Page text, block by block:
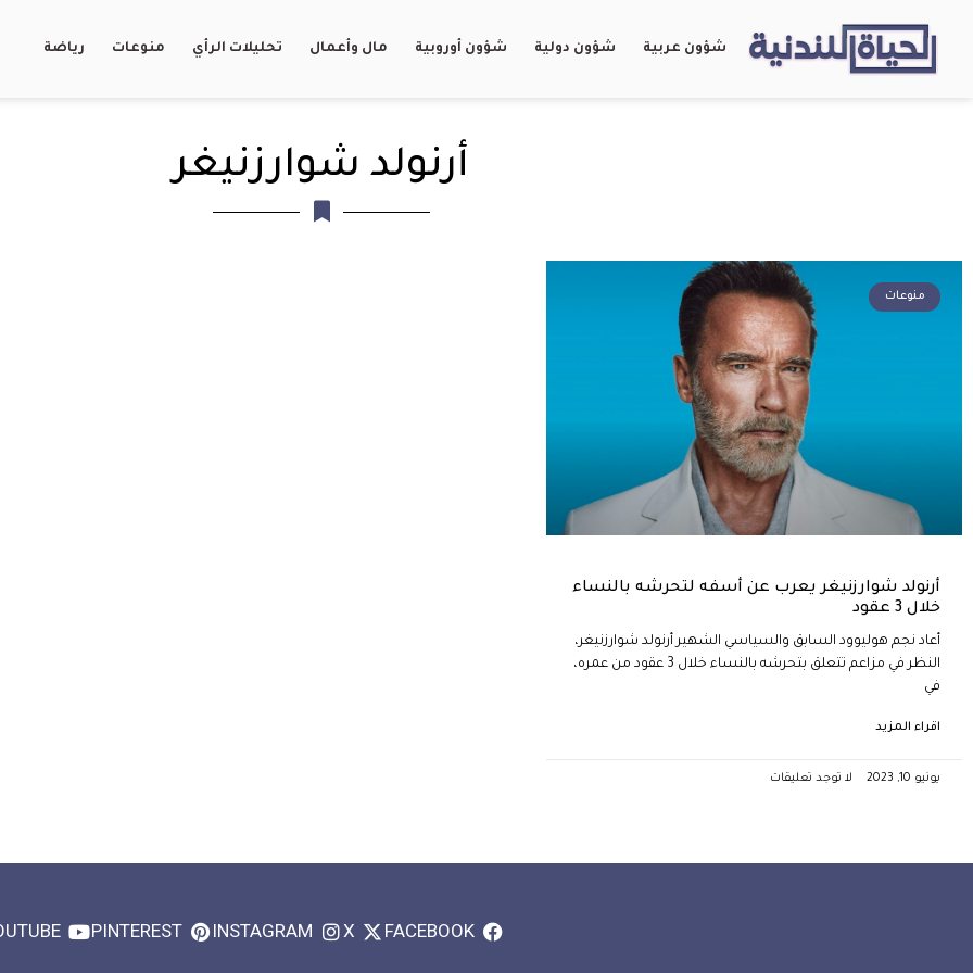
شؤون عربية شؤون دولية شؤون أوروبية مال وأعمال تحليلات الرأي منوعات رياضة
أرنولد شوارزنيغر
منوعات
أرنولد شوارزنيغر يعرب عن أسفه لتحرشه بالنساء
خلال 3 عقود
أعاد نجم هوليوود السابق والسياسي الشهير أرنولد شوارزنيغر،
النظر في مزاعم تتعلق بتحرشه بالنساء خلال 3 عقود من عمره،
في
اقراء المزيد
يونيو 10, 2023 لا توجد تعليقات
FACEBOOK
X
INSTAGRAM
PINTEREST